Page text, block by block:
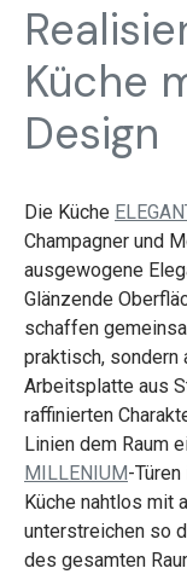
Küche
Design
Die Küche
Champagner und
ausgewogene
Glänzende
schaffen
praktisch, sondern
Arbeitsplatte aus
raffinierten
Linien dem Raum
MILLENIUM-
Küche nahtlos mit
unterstreichen so
des gesamten